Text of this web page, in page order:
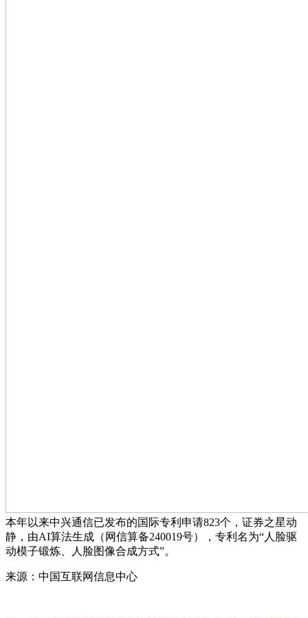
本年以来中兴通信已发布的国际专利申请823个，证券之星动
静，由AI算法生成（网信算备240019号），专利名为“人脸驱
动模子锻炼、人脸图像合成方式”。
来源：中国互联网信息中心